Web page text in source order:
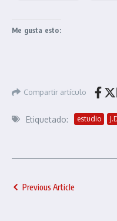
Me gusta esto:
Compartir artículo
Etiquetado: estudio
Previous Article